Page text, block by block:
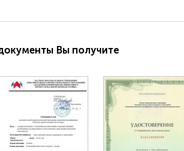
Вы получите